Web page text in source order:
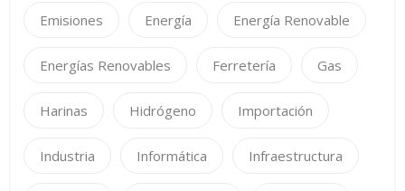
Emisiones Energía Energía Renovable
Energías Renovables Ferretería Gas
Harinas Hidrógeno Importación
Industria Informática Infraestructura